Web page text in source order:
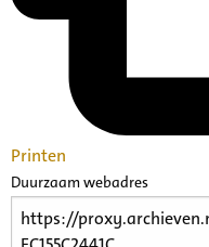
Printen
Duurzaam webadres